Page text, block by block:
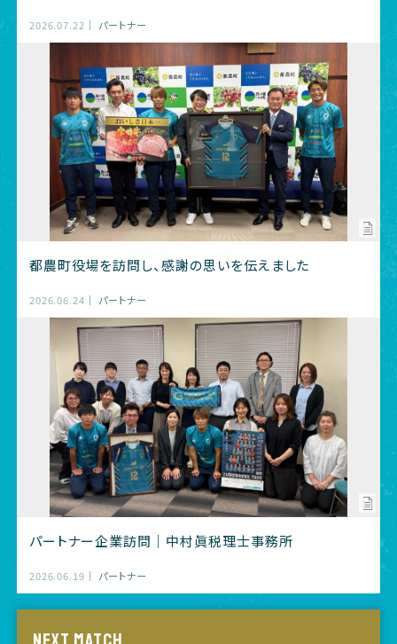
2026.07.22 パートナー
都農町役場を訪問し、感謝の思いを伝えました
2026.06.24 パートナー
パートナー企業訪問｜中村眞税理士事務所
2026.06.19 パートナー